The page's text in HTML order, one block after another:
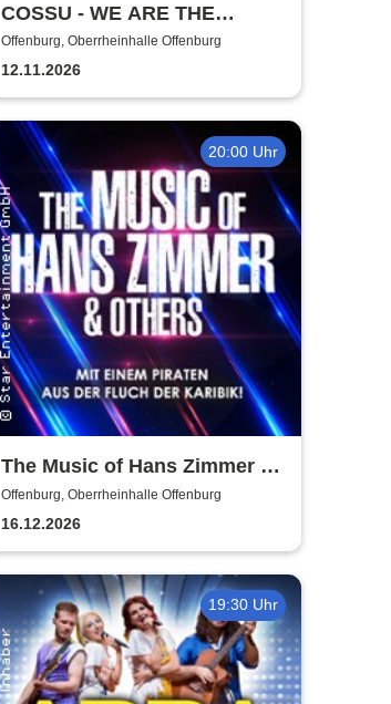
COSSU - WE ARE THE
GERMANS - Stand-Up
Comedy
Offenburg, Oberrheinhalle Offenburg
12.11.2026
20:00 Uhr
The Music of Hans Zimmer &
Others - A Celebration of Film
Music
Offenburg, Oberrheinhalle Offenburg
16.12.2026
19:30 Uhr